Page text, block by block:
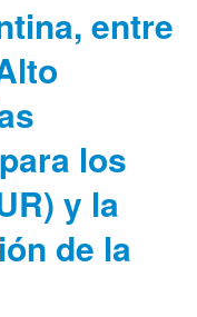
entre
los
y la
de la